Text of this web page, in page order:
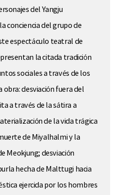
del Yangju
conciencia del grupo de
espectáculo teatral de
la citada tradición
sociales a través de los
desviación fuera del
a través de la sátira a
de la vida trágica
de Miyalhalmi y la
Meokjung; desviación
hecha de Malttugi hacia
ejercida por los hombres